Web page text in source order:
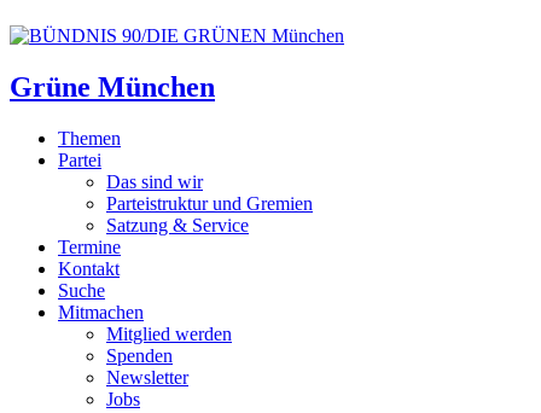
Grüne München
Themen
Partei
Das sind wir
Parteistruktur und Gremien
Satzung & Service
Termine
Kontakt
Suche
Mitmachen
Mitglied werden
Spenden
Newsletter
Jobs